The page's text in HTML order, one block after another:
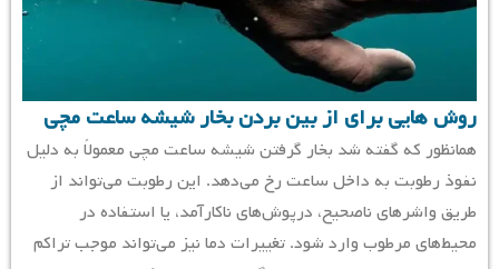
روش هایی برای از بین بردن بخار شیشه ساعت مچی
همانظور که گفته شد بخار گرفتن شیشه ساعت مچی معمولاً به دلیل
نفوذ رطوبت به داخل ساعت رخ می‌دهد. این رطوبت می‌تواند از
طریق واشرهای ناصحیح، درپوش‌های ناکارآمد، یا استفاده در
محیط‌های مرطوب وارد شود. تغییرات دما نیز می‌تواند موجب تراکم